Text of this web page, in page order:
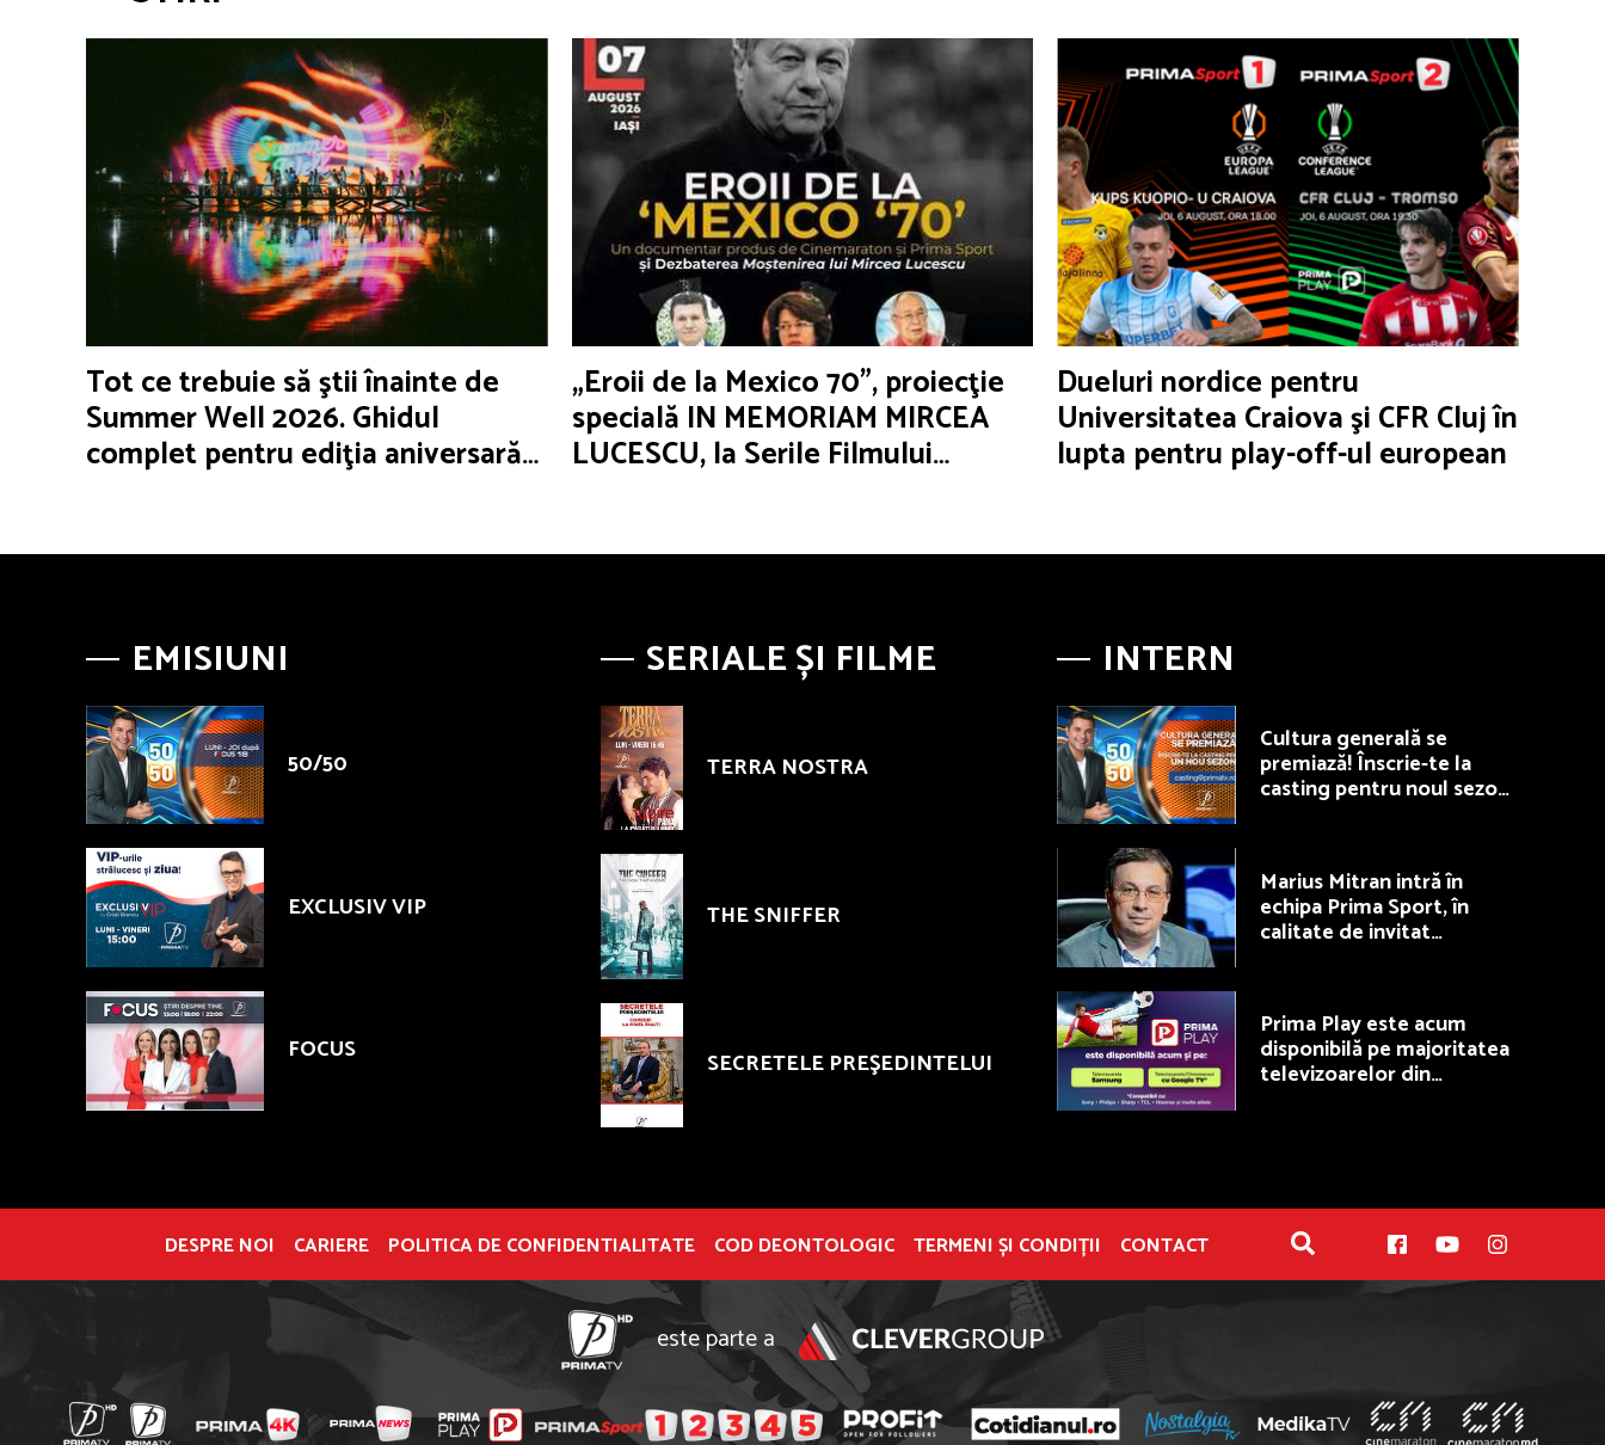
Tot ce trebuie să ştii înainte de
Summer Well 2026. Ghidul
complet pentru ediţia aniversară
„Eroii de la Mexico 70”, proiecţie
specială IN MEMORIAM MIRCEA
LUCESCU, la Serile Filmului
Dueluri nordice pentru
Universitatea Craiova şi CFR Cluj în
lupta pentru play-off-ul european
EMISIUNI
50/50
EXCLUSIV VIP
FOCUS
SERIALE ȘI FILME
TERRA NOSTRA
THE SNIFFER
SECRETELE PREŞEDINTELUI
INTERN
Cultura generală se
premiază! Înscrie-te la
casting pentru noul sezon
Marius Mitran intră în
echipa Prima Sport, în
calitate de invitat
Prima Play este acum
disponibilă pe majoritatea
televizoarelor din
DESPRE NOI CARIERE POLITICA DE CONFIDENTIALITATE COD DEONTOLOGIC TERMENI ȘI CONDIȚII CONTACT
este parte a